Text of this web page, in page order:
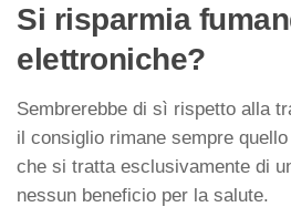
Si risparmia
elettroniche?
Sembrerebbe di sì rispetto alla
il consiglio rimane sempre
che si tratta esclusivamente di
nessun beneficio per la salute.